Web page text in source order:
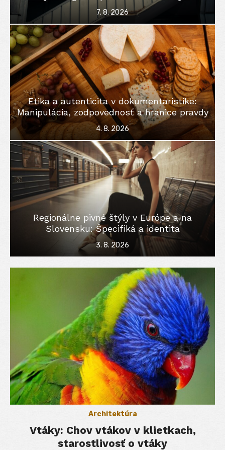
Posted
on
7. 8. 2026
Etika a autenticita v dokumentaristike:
Manipulácia, zodpovednosť a hranice pravdy
Posted
on
4. 8. 2026
Regionálne pivné štýly v Európe a na
Slovensku: Špecifiká a identita
Posted
on
3. 8. 2026
Architektúra
Vtáky: Chov vtákov v klietkach,
starostlivosť o vtáky